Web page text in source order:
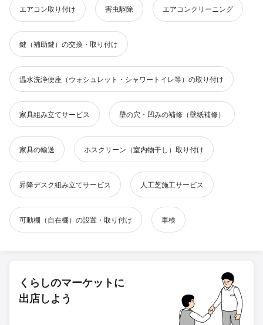
エアコン取り付け 害虫駆除 エアコンクリーニング
鍵（補助鍵）の交換・取り付け
温水洗浄便座（ウォシュレット・シャワートイレ等）の取り付け
家具組み立てサービス 壁の穴・凹みの補修（壁紙補修）
家具の輸送 ホスクリーン（室内物干し）取り付け
昇降デスク組み立てサービス 人工芝施工サービス
可動棚（自在棚）の設置・取り付け 車検
くらしのマーケットに
出店しよう